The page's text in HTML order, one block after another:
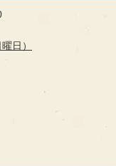
日）